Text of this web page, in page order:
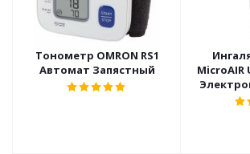
Тонометр OMRON RS1
Автомат Запястный
MicroAIR